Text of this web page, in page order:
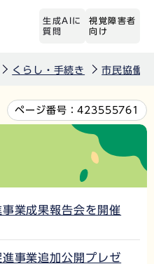
生成AIに
質問
視覚障害者
向け
くらし・手続き 市民協働
ページ番号：423555761
業成果報告会を開催
事業追加公開プレゼ